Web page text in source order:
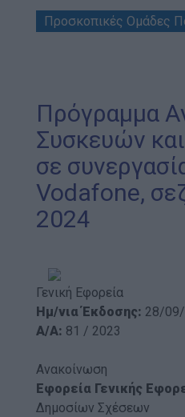
Προσκοπικές Ομάδες
Πρόγραμμα
Συσκευών
σε
Vodafone,
2024
Γενική Εφορεία
Ημ/νια Έκδοσης: 28/
A/A: 81 / 2023
Ανακοίνωση
Εφορεία Γενικής
Δημοσίων Σχέσεων